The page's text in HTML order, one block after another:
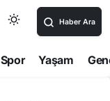
Haber Ara
Spor Yaşam